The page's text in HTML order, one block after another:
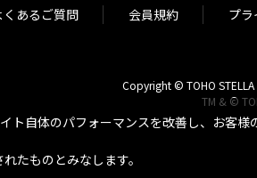
くあるご質問 会員規約 プ
Copyright © TOHO STELLA
TM & ©
ト自体のパフォーマンスを改善し、お客
たものとみなします。